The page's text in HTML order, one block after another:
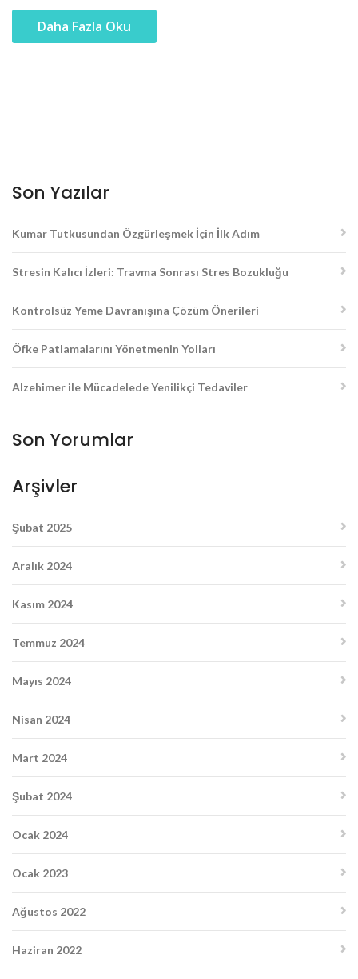
Daha Fazla Oku
Son Yazılar
Kumar Tutkusundan Özgürleşmek İçin İlk Adım
Stresin Kalıcı İzleri: Travma Sonrası Stres Bozukluğu
Kontrolsüz Yeme Davranışına Çözüm Önerileri
Öfke Patlamalarını Yönetmenin Yolları
Alzehimer ile Mücadelede Yenilikçi Tedaviler
Son Yorumlar
Arşivler
Şubat 2025
Aralık 2024
Kasım 2024
Temmuz 2024
Mayıs 2024
Nisan 2024
Mart 2024
Şubat 2024
Ocak 2024
Ocak 2023
Ağustos 2022
Haziran 2022